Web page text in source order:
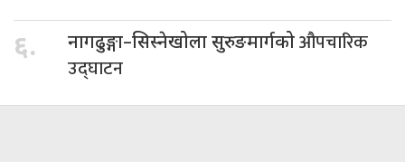
६. नागढुङ्गा–सिस्नेखोला सुरुङमार्गकोऔपचारिक
उद्घाटन